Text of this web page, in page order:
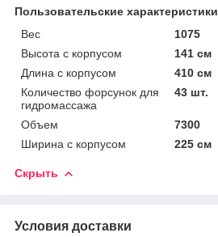
Пользовательские характеристики
Вес
1075
Высота с корпусом
141 см
Длина с корпусом
410 см
Количество форсунок для
гидромассажа
43 шт.
Объем
7300
Ширина с корпусом
225 см
Скрыть
Условия доставки